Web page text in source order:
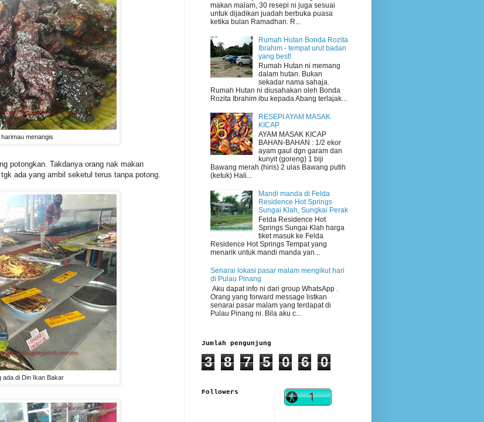
menangis
potongkan. Takdanya orang nak makan
ada yang ambil seketul terus tanpa potong.
ada di Din Ikan Bakar
makan malam, 30 resepi ni juga sesuai
untuk dijadikan juadah berbuka puasa
ketika bulan Ramadhan. R...
Rumah Hutan Bonda Rozita
Ibrahim - tempat urut badan
yang best!
Rumah Hutan ni memang
dalam hutan. Bukan
sekadar nama sahaja.
Rumah Hutan ni diusahakan oleh Bonda
Rozita Ibrahim ibu kepada Abang terlajak...
RESEPI AYAM MASAK
KICAP
AYAM MASAK KICAP
BAHAN-BAHAN : 1/2 ekor
ayam gaul dgn garam dan
kunyit (goreng) 1 biji
Bawang merah (hiris) 2 ulas Bawang putih
(ketuk) Hali...
Mandi manda di Felda
Residence Hot Springs
Sungai Klah, Sungkai Perak
Felda Residence Hot
Springs Sungai Klah harga
tiket masuk ke Felda
Residence Hot Springs Tempat yang
menarik untuk mandi manda yan...
Senarai lokasi pasar malam mengikut hari
di Pulau Pinang
Aku dapat info ni dari group WhatsApp .
Orang yang forward message listkan
senarai pasar malam yang terdapat di
Pulau Pinang ni. Bila aku c...
Jumlah pengunjung
3 8 7 5 0 6 0
Followers